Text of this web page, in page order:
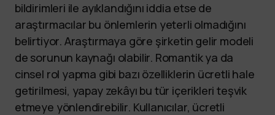
bildirimleri ile ayıklandığını iddia etse de
araştırmacılar bu önlemlerin yeterli olmadığını
belirtiyor. Araştırmaya göre şirketin gelir modeli
de sorunun kaynağı olabilir. Romantik ya da
cinsel rol yapma gibi bazı özelliklerin ücretli hale
getirilmesi, yapay zekâyı bu tür içerikleri teşvik
etmeye yönlendirebilir. Kullanıcılar, ücretli